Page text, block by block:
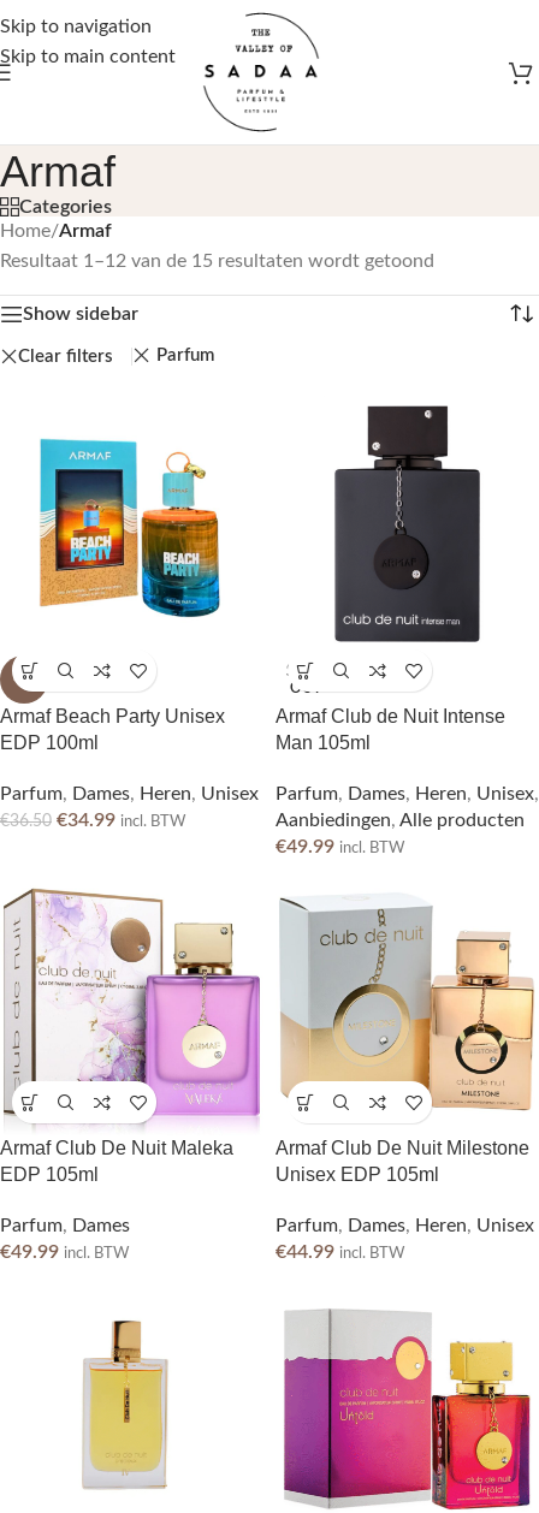
Skip to navigation
Skip to main content
Gratis verzending vanaf €50,-
Armaf
Categories
Home/Armaf
Resultaat 1–12 van de 15 resultaten wordt getoond
Show sidebar
Clear filters Parfum
-4%
Armaf Beach Party Unisex
EDP 100ml
Parfum, Dames, Heren, Unisex
€36.50 €34.99 incl. BTW
SOLD
OUT
Armaf Club de Nuit Intense
Man 105ml
Parfum, Dames, Heren, Unisex,
Aanbiedingen, Alle producten
€49.99 incl. BTW
Armaf Club De Nuit Maleka
EDP 105ml
Parfum, Dames
€49.99 incl. BTW
Armaf Club De Nuit Milestone
Unisex EDP 105ml
Parfum, Dames, Heren, Unisex
€44.99 incl. BTW